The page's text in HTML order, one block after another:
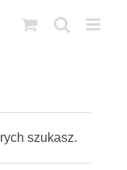
szukasz.